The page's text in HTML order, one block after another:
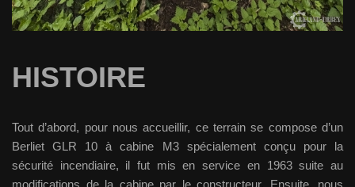
HISTOIRE
Tout d’abord, pour nous accueillir, ce terrain se compose d’un
Berliet GLR 10 à cabine M3 spécialement conçu pour la
sécurité incendiaire, il fut mis en service en 1963 suite au
modifications de la cabine par le constructeur. Ensuite, nous